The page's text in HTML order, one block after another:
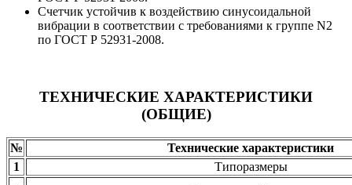
Счетчик устойчив к воздействию синусоидальной
вибрации в соответствии с требованиями к группе N2
по ГОСТ Р 52931-2008.
TЕХНИЧЕСКИЕ ХАРАКТЕРИСТИКИ
(ОБЩИЕ)
№
Технические характеристики
1
Типоразмеры